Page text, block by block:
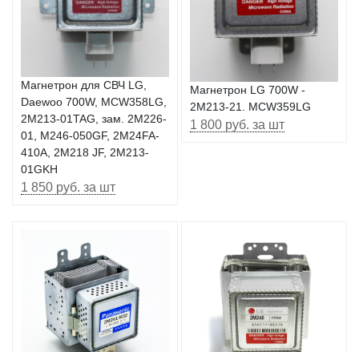
Магнетрон для СВЧ LG,
Daewoo 700W, MCW358LG,
2M213-01TAG, зам. 2M226-
01, M246-050GF, 2M24FA-
410A, 2M218 JF, 2M213-
01GKH
1 850 руб. за шт
Магнетрон LG 700W -
2M213-21. MCW359LG
1 800 руб. за шт